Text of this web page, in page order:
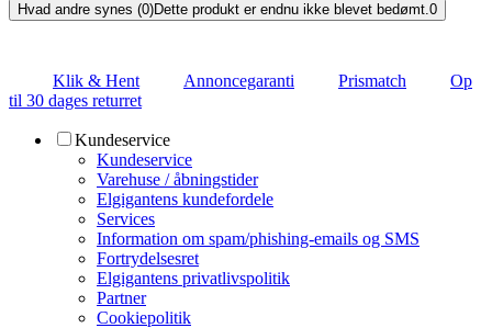
Hvad andre synes (0)Dette produkt er endnu ikke blevet bedømt.0
Klik & Hent Annoncegaranti Prismatch
Op
til 30 dages returret
Kundeservice
Kundeservice
Varehuse / åbningstider
Elgigantens kundefordele
Services
Information om spam/phishing-emails og SMS
Fortrydelsesret
Elgigantens privatlivspolitik
Partner
Cookiepolitik